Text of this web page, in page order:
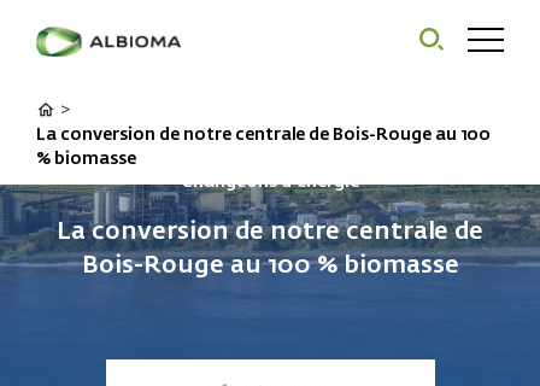
>
La conversion de notre centrale de Bois-Rouge au 100
% biomasse
Changeons d'énergie
La conversion de notre centrale de
Bois-Rouge au 100 % biomasse